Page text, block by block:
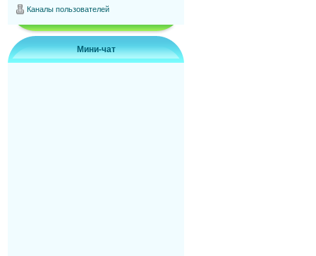
Каналы пользователей
Мини-чат